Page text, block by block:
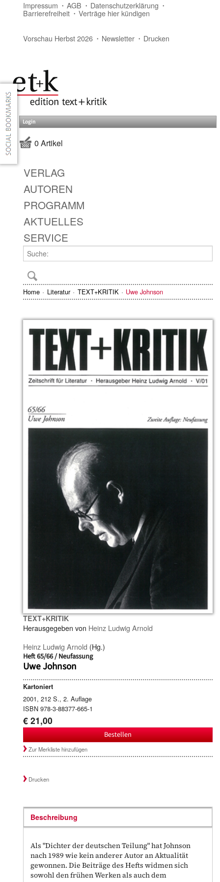
Impressum AGB Datenschutzerklärung
Barrierefreiheit Verträge hier kündigen
Vorschau Herbst 2026 Newsletter Drucken
Login
0 Artikel
VERLAG
AUTOREN
PROGRAMM
AKTUELLES
SERVICE
Home Literatur TEXT+KRITIK Uwe Johnson
TEXT+KRITIK
Herausgegeben von Heinz Ludwig Arnold
Heinz Ludwig Arnold (Hg.)
Heft 65/66 / Neufassung
Uwe Johnson
Kartoniert
2001, 212 S., 2. Auflage
ISBN 978-3-88377-665-1
€ 21,00
Bestellen
Zur Merkliste hinzufügen
Drucken
Beschreibung
Als "Dichter der deutschen Teilung" hat Johnson
nach 1989 wie kein anderer Autor an Aktualität
gewonnen. Die Beiträge des Hefts widmen sich
sowohl den frühen Werken als auch dem